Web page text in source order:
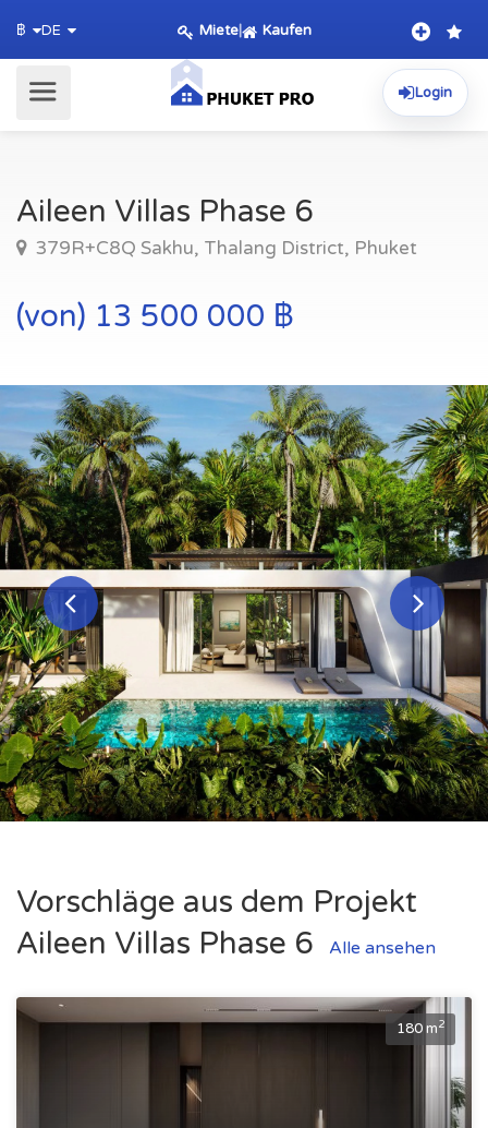
฿ DE Miete| Kaufen
Login
Aileen Villas Phase 6
379R+C8Q Sakhu, Thalang District, Phuket
(von) 13 500 000 ฿
Vorschläge aus dem Projekt
Aileen Villas Phase 6
Alle ansehen
180 m2